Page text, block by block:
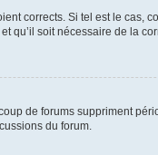
corrects. Si tel est le cas,
qu’il soit nécessaire de la
de forums suppriment
du forum.